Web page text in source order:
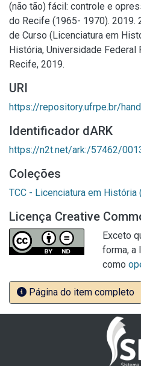
(não tão) fácil: controle e
do Recife (1965- 1970). 2019.
de Curso (Licenciatura em
História, Universidade Federal
Recife, 2019.
URI
https://repository.ufrpe.br/
Identificador dARK
https://n2t.net/ark:/57462/
Coleções
TCC - Licenciatura em História
Licença Creative
Exceto
forma, a
como
Página do item completo